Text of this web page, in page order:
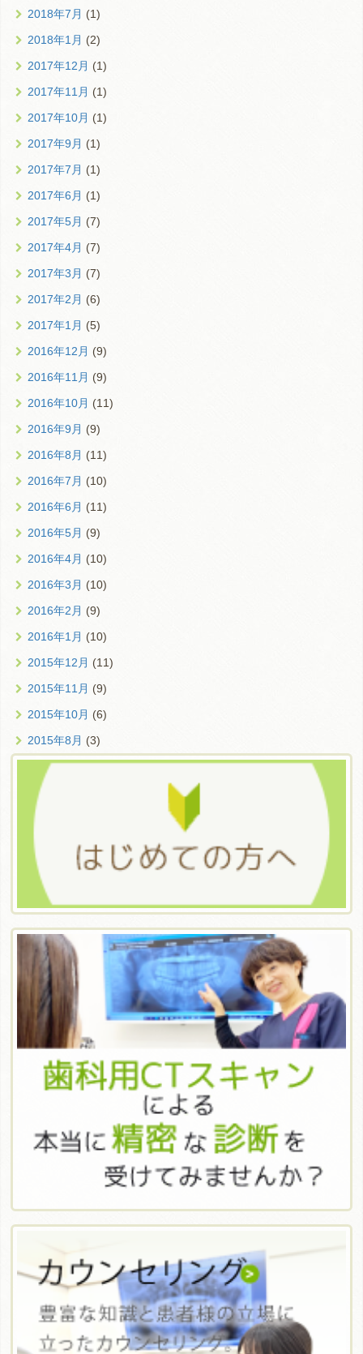
2018年7月 (1)
2018年1月 (2)
2017年12月 (1)
2017年11月 (1)
2017年10月 (1)
2017年9月 (1)
2017年7月 (1)
2017年6月 (1)
2017年5月 (7)
2017年4月 (7)
2017年3月 (7)
2017年2月 (6)
2017年1月 (5)
2016年12月 (9)
2016年11月 (9)
2016年10月 (11)
2016年9月 (9)
2016年8月 (11)
2016年7月 (10)
2016年6月 (11)
2016年5月 (9)
2016年4月 (10)
2016年3月 (10)
2016年2月 (9)
2016年1月 (10)
2015年12月 (11)
2015年11月 (9)
2015年10月 (6)
2015年8月 (3)